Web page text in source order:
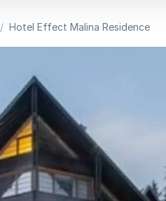
Hotel Effect Malina Residence